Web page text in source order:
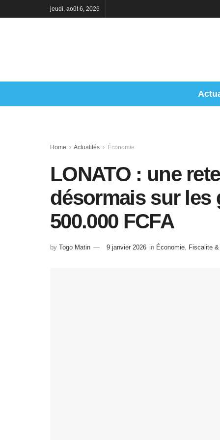
jeudi, août 6, 2026
Home Actualités Économie
LONATO : une
désormais sur les
500.000 FCFA
by Togo Matin 9 janvier 2026 in Économie Fiscalite